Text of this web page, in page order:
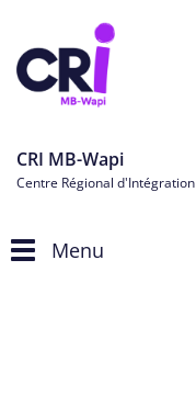
CRI MB-Wapi
Centre Régional
ToggleMenu